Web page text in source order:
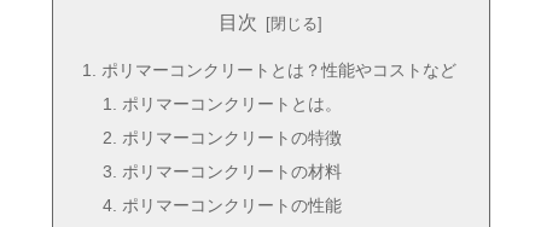
目次
ポリマーコンクリートとは？性能やコストなど
ポリマーコンクリートとは。
ポリマーコンクリートの特徴
ポリマーコンクリートの材料
ポリマーコンクリートの性能